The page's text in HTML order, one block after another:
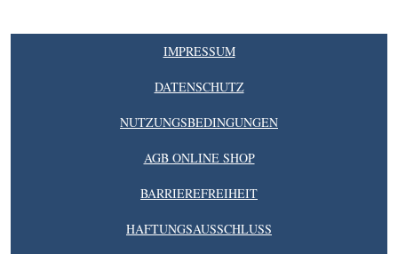
IMPRESSUM
DATENSCHUTZ
NUTZUNGSBEDINGUNGEN
AGB ONLINE SHOP
BARRIEREFREIHEIT
HAFTUNGSAUSSCHLUSS